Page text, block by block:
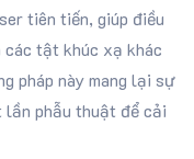
tiên tiến, giúp điều
tật khúc xạ khác
pháp này mang lại sự
lần phẫu thuật để cải